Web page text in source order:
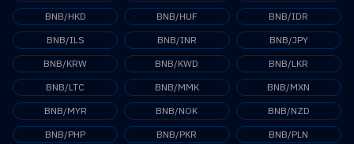
BNB/HKD
BNB/HUF
BNB/IDR
BNB/ILS
BNB/INR
BNB/JPY
BNB/KRW
BNB/KWD
BNB/LKR
BNB/LTC
BNB/MMK
BNB/MXN
BNB/MYR
BNB/NOK
BNB/NZD
BNB/PHP
BNB/PKR
BNB/PLN